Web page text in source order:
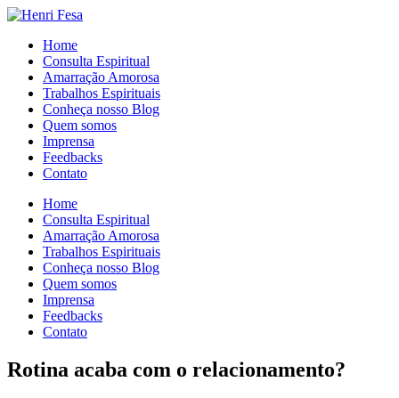
Home
Consulta Espiritual
Amarração Amorosa
Trabalhos Espirituais
Conheça nosso Blog
Quem somos
Imprensa
Feedbacks
Contato
Home
Consulta Espiritual
Amarração Amorosa
Trabalhos Espirituais
Conheça nosso Blog
Quem somos
Imprensa
Feedbacks
Contato
Rotina acaba com o relacionamento?